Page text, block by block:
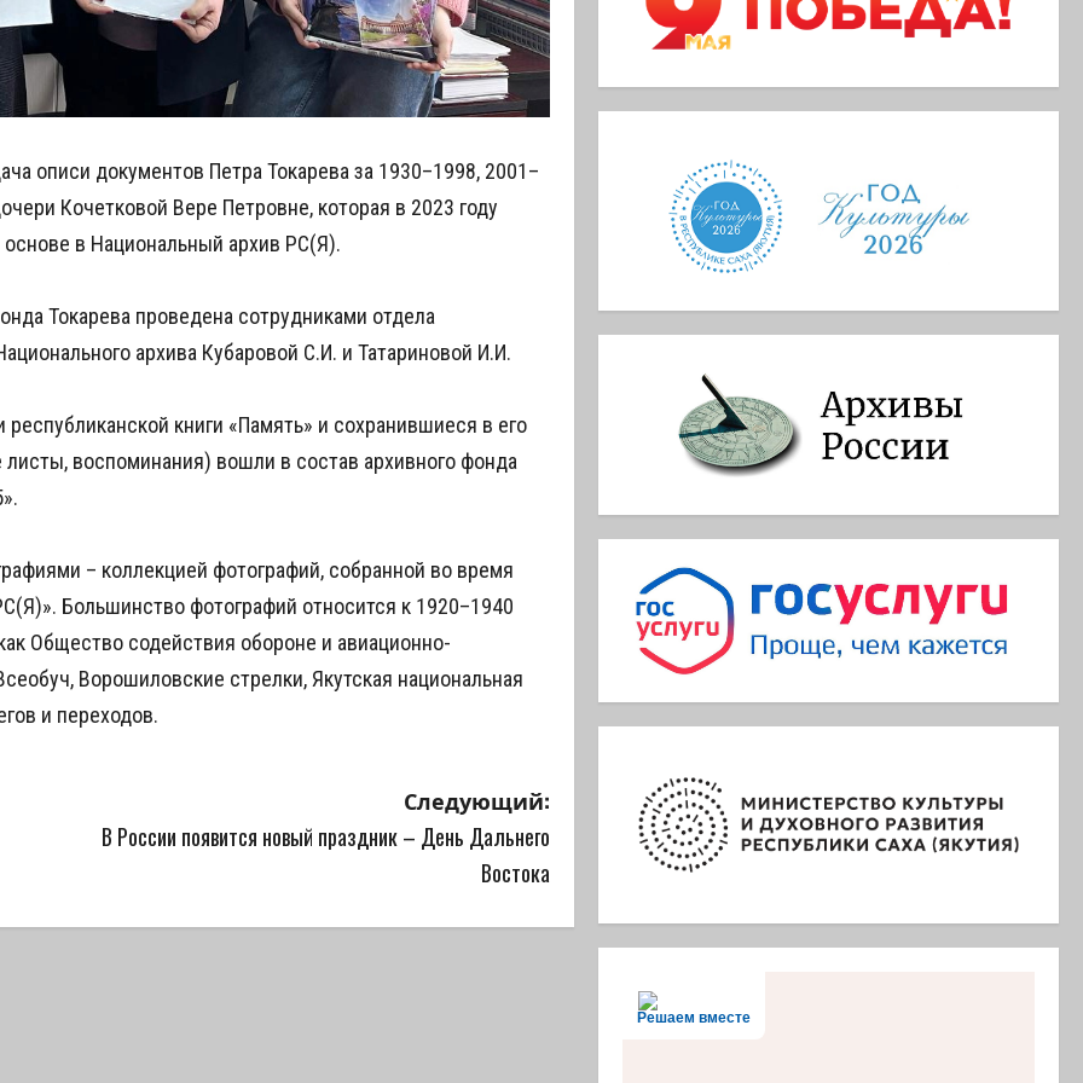
описи документов Петра Токарева за 1930–1998, 2001–
Кочетковой Вере Петровне, которая в 2023 году
в Национальный архив РС(Я).
Токарева проведена сотрудниками отдела
архива Кубаровой С.И. и Татариновой И.И.
книги «Память» и сохранившиеся в его
воспоминания) вошли в состав архивного фонда
– коллекцией фотографий, собранной во время
Большинство фотографий относится к 1920–1940
Общество содействия обороне и авиационно-
Ворошиловские стрелки, Якутская национальная
и переходов.
Следующий:
В России появится новый праздник – День Дальнего
Востока
Решаем вместе